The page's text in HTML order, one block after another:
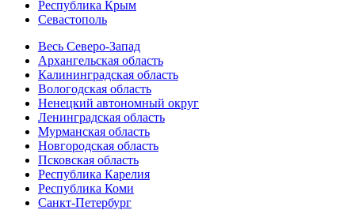
Республика Крым
Севастополь
Весь Северо-Запад
Архангельская область
Калининградская область
Вологодская область
Ненецкий автономный округ
Ленинградская область
Мурманская область
Новгородская область
Псковская область
Республика Карелия
Республика Коми
Санкт-Петербург